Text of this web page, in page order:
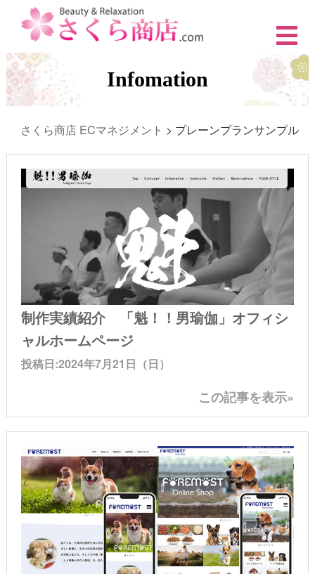
Infomation
さくら商店 ECマネジメント > プレーンプランサンプル
制作実績紹介 「魁！！男瑜伽」オフィシ
ャルホームページ
投稿日:2024年7月21日（日）
この記事を表示»